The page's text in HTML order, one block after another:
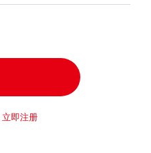
立即注册